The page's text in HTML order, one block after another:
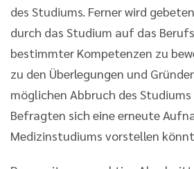
des Studiums. Ferner wird
durch das Studium auf das
bestimmter Kompetenzen zu
zu den Überlegungen und
möglichen Abbruch des
Befragten sich eine erneute
Medizinstudiums vorstellen